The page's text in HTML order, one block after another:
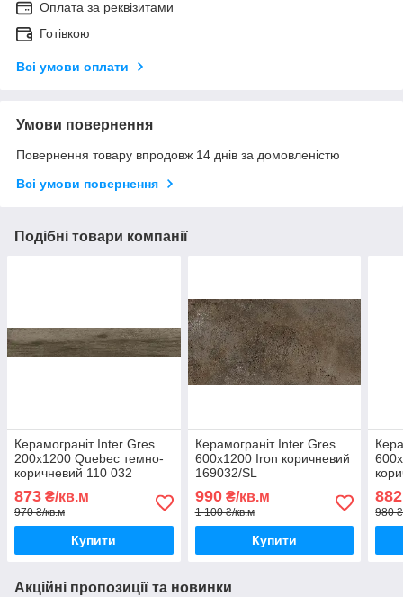
Оплата за реквізитами
Готівкою
Всі умови оплати
Умови повернення
Повернення товару впродовж 14 днів за домовленістю
Всі умови повернення
Подібні товари компанії
Керамограніт Inter Gres
200х1200 Quebec темно-
коричневий 110 032
873 ₴/кв.м
970 ₴/кв.м
Купити
Керамограніт Inter Gres
600x1200 Iron коричневий
169032/SL
990₴/кв.м
1 100 ₴/кв.м
Купити
882
980
Акційні пропозиції та новинки